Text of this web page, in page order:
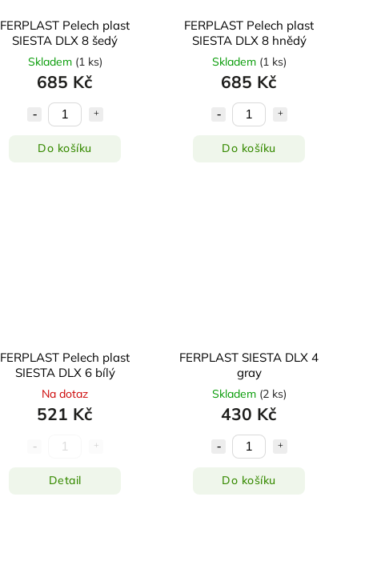
FERPLAST Pelech plast
SIESTA DLX 8 šedý
Skladem (1 ks)
685 Kč
Do košíku
FERPLAST Pelech plast
SIESTA DLX 8 hnědý
Skladem (1 ks)
685 Kč
Do košíku
FERPLAST Pelech plast
SIESTA DLX 6 bílý
Na dotaz
521 Kč
Detail
FERPLAST SIESTA DLX 4
gray
Skladem (2 ks)
430 Kč
Do košíku